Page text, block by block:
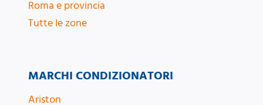
Roma e provincia
Tutte le zone
MARCHI CONDIZIONATORI
Ariston